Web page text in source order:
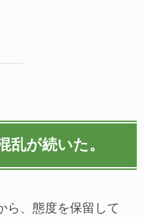
乱が続いた。
ら、態度を保留して